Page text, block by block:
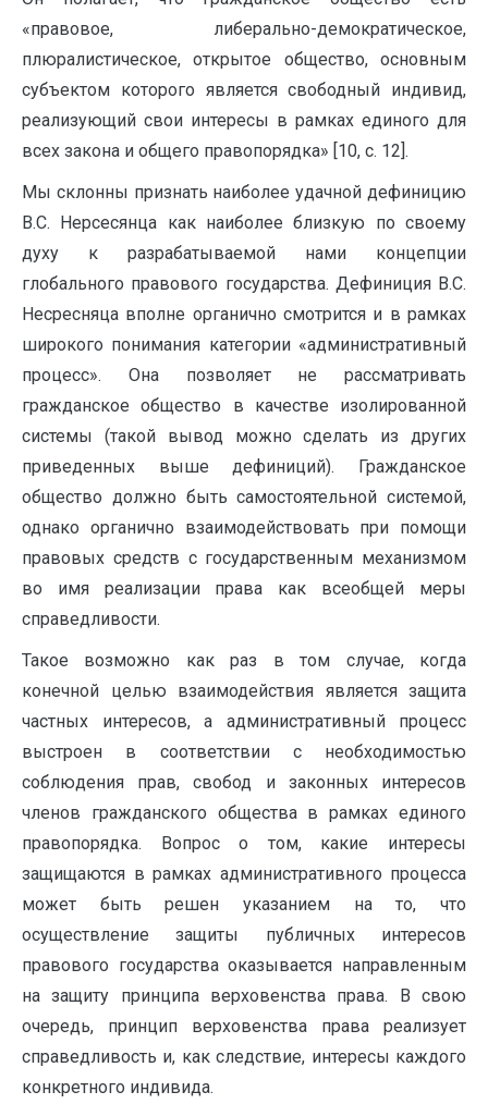
«правовое, либерально-демократическое,
плюралистическое, открытое общество, основным
субъектом которого является свободный индивид,
реализующий свои интересы в рамках единого для
всех закона и общего правопорядка» [10, с. 12].
Мы склонны признать наиболее удачной дефиницию
В.С. Нерсесянца как наиболее близкую по своему
духу к разрабатываемой нами концепции
глобального правового государства. Дефиниция В.С.
Несресняца вполне органично смотрится и в рамках
широкого понимания категории «административный
процесс». Она позволяет не рассматривать
гражданское общество в качестве изолированной
системы (такой вывод можно сделать из других
приведенных выше дефиниций). Гражданское
общество должно быть самостоятельной системой,
однако органично взаимодействовать при помощи
правовых средств с государственным механизмом
во имя реализации права как всеобщей меры
справедливости.
Такое возможно как раз в том случае, когда
конечной целью взаимодействия является защита
частных интересов, а административный процесс
выстроен в соответствии с необходимостью
соблюдения прав, свобод и законных интересов
членов гражданского общества в рамках единого
правопорядка. Вопрос о том, какие интересы
защищаются в рамках административного процесса
может быть решен указанием на то, что
осуществление защиты публичных интересов
правового государства оказывается направленным
на защиту принципа верховенства права. В свою
очередь, принцип верховенства права реализует
справедливость и, как следствие, интересы каждого
конкретного индивида.